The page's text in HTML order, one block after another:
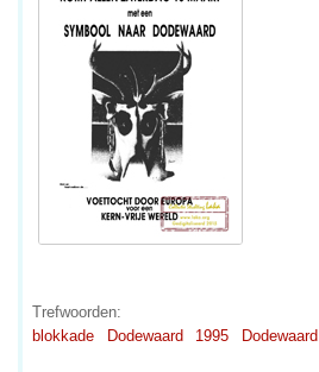
Trefwoorden:
blokkade
Dodewaard 1995 Dodewaard